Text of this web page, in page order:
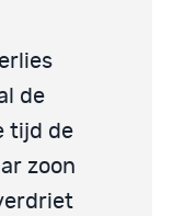
de
tijd de
zoon